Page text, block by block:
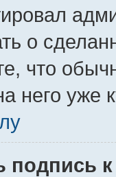
о
что
него уже
подпись